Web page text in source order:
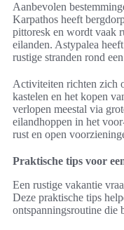
Aanbevolen
Karpathos heeft
pittoresk en wordt vaak
eilanden. Astypalea
rustige stranden rond
Activiteiten richten zich
kastelen en het kopen
verlopen meestal via
eilandhoppen in het
rust en open
Praktische tips voor
Een rustige vakantie
Deze praktische tips
ontspanningsroutine die